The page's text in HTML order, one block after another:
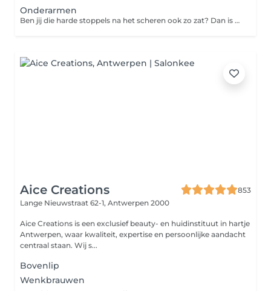
Onderarmen
Ben jij die harde stoppels na het scheren ook zo zat? Dan is harsen een goed alternatief. In tegenstelling tot scheren verwijder je met harsen de haar vanaf de wortel, met een zijdezachte huid als resultaat. Je haren blijven na het harsen langer weg en groeien bovendien zachter terug. Zo heb je nooit meer last van die vervelende stoppels!
Aice Creations
853
Lange Nieuwstraat 62-1, Antwerpen 2000
Aice Creations is een exclusief beauty- en huidinstituut in hartje
Antwerpen, waar kwaliteit, expertise en persoonlijke aandacht
centraal staan. Wij s...
Bovenlip
Wenkbrauwen